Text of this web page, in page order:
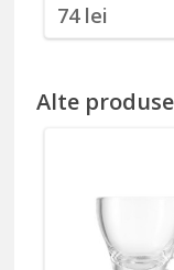
74 lei
Alte